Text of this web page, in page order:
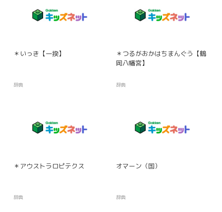
＊いっき【一揆】
辞典
＊つるがおかはちまんぐう【鶴
岡八幡宮】
辞典
＊アウストラロピテクス
辞典
オマーン（国）
辞典